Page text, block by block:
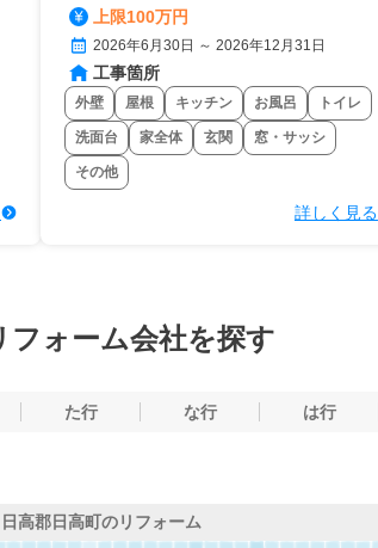
上限100万円
2026年6月30日 ～ 2026年12月31日
工事箇所
外壁 屋根 キッチン お風呂 トイレ
洗面台 家全体 玄関 窓・サッシ
その他
詳しく見る
フォーム会社を探す
た行 な行 は行
日高郡日高町のリフォーム